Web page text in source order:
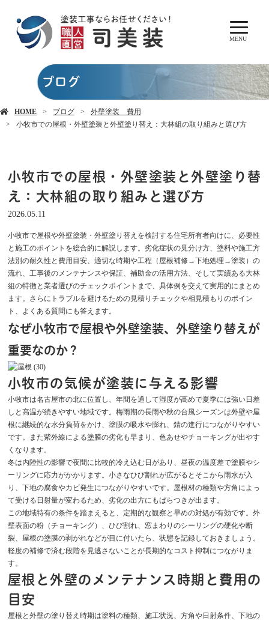
MENU
ブログ
HOME ブログ
外壁塗装 費用
小牧市での屋根・外壁塗装と外壁塗り替え：大林組の取り組みと選び方
小牧市での屋根・外壁塗装と外壁塗り替
え：大林組の取り組みと選び方
2026.05.11
小牧市で屋根や外壁塗装・外壁塗り替えを検討する住宅所有者向けに、必要性
と施工のポイントを総合的に解説します。劣化症状の見分け方、塗料や施工方
法別の耐久性と費用目安、適切な時期や工程（屋根補修→下地処理→塗装）の
流れ、工事後のメンテナンスや保証、補助金の活用方法、そして実績ある大林
組の特徴と業者選びのチェックポイントまで、具体例を交えて実用的にまとめ
ます。さらにトラブルを避けるための見積りチェックや相見積もりのポイン
ト、よくある質問にも答えます。
なぜ小牧市で屋根や外壁塗装、外壁塗り替えが
重要なのか？
小牧市の気候が塗装に与える影響
小牧市は名古屋市の北に位置し、年間を通して湿度が高めで夏季には強い日差
しと高温が続きやすい地域です。梅雨期の長雨や秋の台風シーズンは外壁や屋
根に継続的な水分負荷をかけ、塗膜の吸水や膨れ、錆の進行につながりやすい
です。また紫外線による塗膜の劣化も早まり、色あせやチョーキングが出やす
くなります。
冬は内陸性の影響で夜間に比較的冷え込む日があり、昼夜の温度差で塗膜やシ
ーリングに応力がかかります。小さなひび割れが広がるとそこから雨水が入
り、下地の腐食やカビ発生につながりやすいです。屋根材の種類や方角によっ
て受ける日射量が変わるため、劣化の出方にもばらつきが出ます。
この地域特有の条件を踏まえると、定期的な観察と早めの対処が有効です。外
壁表面の粉（チョーキング）、ひび割れ、窓まわりのシーリングの硬化や断
裂、屋根の塗膜の剥がれなどが目に付いたら、状態を記録しておきましょう。
軽度の補修で済む段階を見逃さないことが長期的なコスト抑制につながりま
す。
屋根と外壁のメンテナンス時期と費用の
目安
屋根と外壁の塗り替え時期は塗料の種類、施工状況、方角や日射条件、下地の